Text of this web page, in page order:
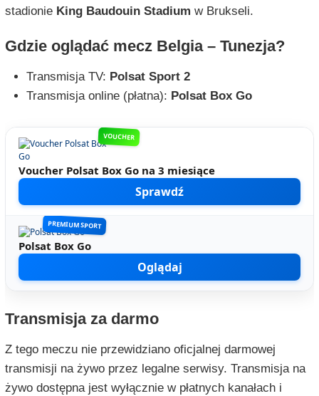
stadionie King Baudouin Stadium w Brukseli.
Gdzie oglądać mecz Belgia – Tunezja?
Transmisja TV: Polsat Sport 2
Transmisja online (płatna): Polsat Box Go
VOUCHER
Voucher Polsat Box Go na 3 miesiące
Sprawdź
PREMIUM SPORT
Polsat Box Go
Oglądaj
Transmisja za darmo
Z tego meczu nie przewidziano oficjalnej darmowej
transmisji na żywo przez legalne serwisy. Transmisja na
żywo dostępna jest wyłącznie w płatnych kanałach i